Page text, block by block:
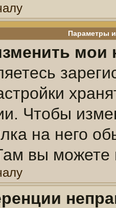
Параметры
мои
Чтобы
на него
вы можете